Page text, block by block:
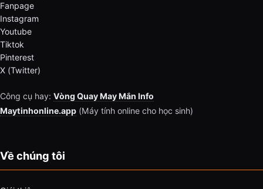
Fanpage
Instagram
Youtube
Tiktok
Pinterest
X (Twitter)
Công cụ hay: Vòng Quay May Mắn Info
Maytinhonline.app (Máy tính online cho học sinh)
Về chúng tôi